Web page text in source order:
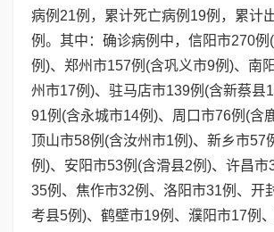
病例21例，累计死亡病例19例，累计
例。其中：确诊病例中，信阳市270例
例)、郑州市157例(含巩义市9例)、南
州市17例)、驻马店市139例(含新蔡县
91例(含永城市14例)、周口市76例(含
顶山市58例(含汝州市1例)、新乡市57
例)、安阳市53例(含滑县2例)、许昌市
35例、焦作市32例、洛阳市31例、开
考县5例)、鹤壁市19例、濮阳市17例